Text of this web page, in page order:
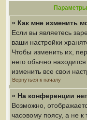
Параметры
» Как мне изменить
Если вы являетесь
ваши настройки
Чтобы изменить их,
него обычно
изменить все свои
Вернуться к началу
» На конференции
Возможно,
часовому поясу, а не к